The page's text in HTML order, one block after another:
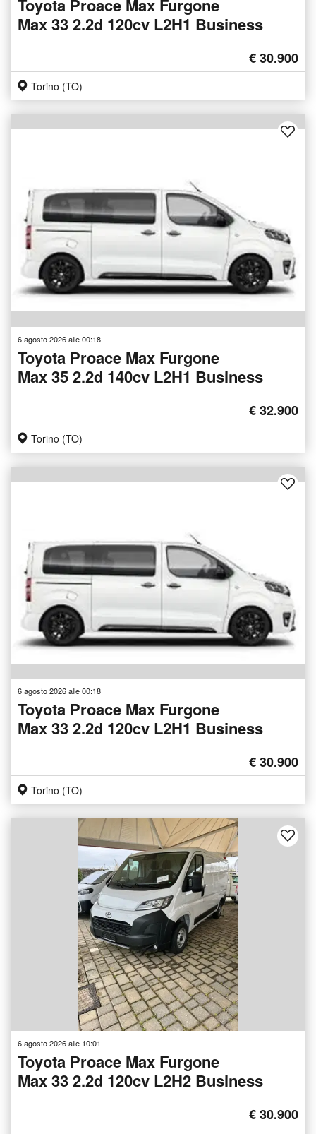
Toyota Proace Max Furgone
Max 33 2.2d 120cv L2H1 Business
€ 30.900
Torino (TO)
6 agosto 2026 alle 00:18
Toyota Proace Max Furgone
Max 35 2.2d 140cv L2H1 Business
€ 32.900
Torino (TO)
6 agosto 2026 alle 00:18
Toyota Proace Max Furgone
Max 33 2.2d 120cv L2H1 Business
€ 30.900
Torino (TO)
6 agosto 2026 alle 10:01
Toyota Proace Max Furgone
Max 33 2.2d 120cv L2H2 Business
€ 30.900